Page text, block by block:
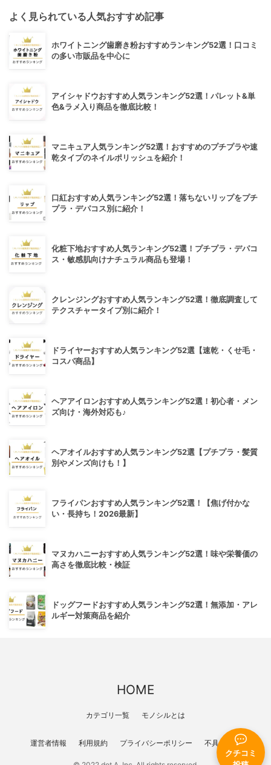
クチコミ
よく見られている人気おすすめ記事
ホワイトニング歯磨き粉おすすめランキング52選！口コミ
の多い市販品を中心に
アイシャドウおすすめ人気ランキング52選！パレット&単
色&ラメ入り商品を徹底比較！
マニキュア人気ランキング52選！おすすめのプチプラや速
乾タイプのネイルポリッシュを紹介！
口紅おすすめ人気ランキング52選！落ちないリップをプチ
プラ・デパコス別に紹介！
化粧下地おすすめ人気ランキング52選！プチプラ・デパコ
ス・敏感肌向けナチュラル商品も登場！
クレンジングおすすめ人気ランキング52選！徹底調査して
テクスチャータイプ別に紹介！
ドライヤーおすすめ人気ランキング52選【速乾・くせ毛・
コスパ商品】
ヘアアイロンおすすめ人気ランキング52選！初心者・メン
ズ向け・海外対応も♪
ヘアオイルおすすめ人気ランキング52選【プチプラ・髪質
別やメンズ向けも！】
フライパンおすすめ人気ランキング52選！【焦げ付かな
い・長持ち！2026最新】
マヌカハニーおすすめ人気ランキング52選！味や栄養価の
高さを徹底比較・検証
ドッグフードおすすめ人気ランキング52選！無添加・アレ
ルギー対策商品を紹介
HOME
カテゴリ一覧 モノシルとは
運営者情報 利用規約 プライバシーポリシー 不具合報告